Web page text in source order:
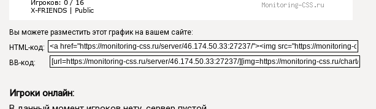
Вы можете разместить этот график на вашем сайте:
HTML-код:
BB-код:
Игроки онлайн: